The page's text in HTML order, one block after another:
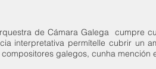
de Cámara Galega cumpre
interpretativa permítelle cubrir
galegos, cunha